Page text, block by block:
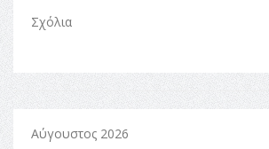
Σχόλια
Αύγουστος 2026